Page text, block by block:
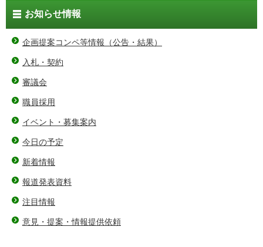
お知らせ情報
企画提案コンペ等情報（公告・結果）
入札・契約
審議会
職員採用
イベント・募集案内
今日の予定
新着情報
報道発表資料
注目情報
意見・提案・情報提供依頼